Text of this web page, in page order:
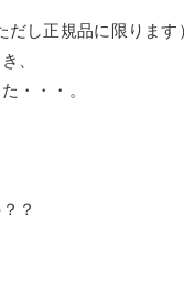
し正規品に限ります）
、
・・・。
？